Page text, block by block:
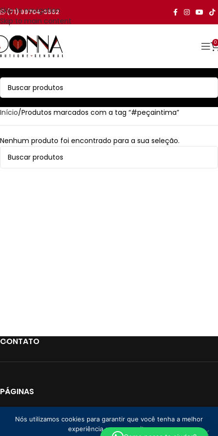
Skip to navigation
Skip to main content
(71) 99704-3552
0
Início Produtos marcados com a tag “#peçaintima”
Nenhum produto foi encontrado para a sua seleção.
CONTATO
PÁGINAS
Nós utilizamos cookies para garantir que você tenha a melhor
experiência em nosso site.